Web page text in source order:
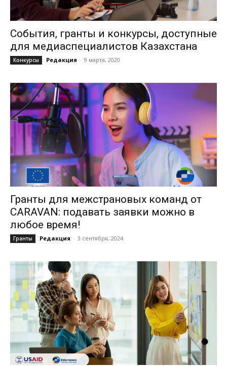
События, гранты и конкурсы, доступные
для медиаспециалистов Казахстана
Конкурсы Редакция - 9 марта, 2020
Гранты для межстрановых команд от
CARAVAN: подавать заявки можно в
любое время!
Гранты Редакция - 3 сентября, 2024